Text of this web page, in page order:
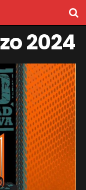
2024